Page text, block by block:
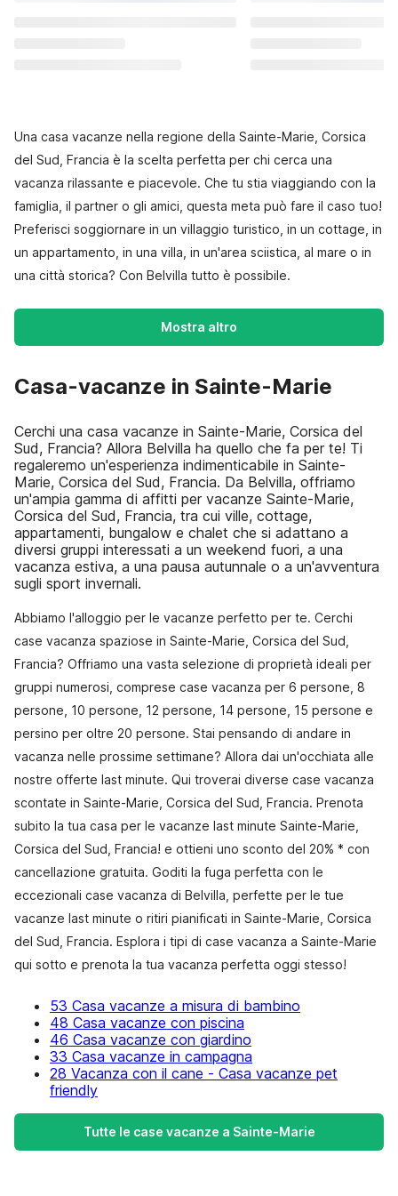
Una casa vacanze nella regione della Sainte-Marie, Corsica
del Sud, Francia è la scelta perfetta per chi cerca una
vacanza rilassante e piacevole. Che tu stia viaggiando con la
famiglia, il partner o gli amici, questa meta può fare il caso tuo!
Preferisci soggiornare in un villaggio turistico, in un cottage, in
un appartamento, in una villa, in un'area sciistica, al mare o in
una città storica? Con Belvilla tutto è possibile.
Mostra altro
Casa-vacanze in Sainte-Marie
Cerchi una casa vacanze in Sainte-Marie, Corsica del
Sud, Francia? Allora Belvilla ha quello che fa per te! Ti
regaleremo un'esperienza indimenticabile in Sainte-
Marie, Corsica del Sud, Francia. Da Belvilla, offriamo
un'ampia gamma di affitti per vacanze Sainte-Marie,
Corsica del Sud, Francia, tra cui ville, cottage,
appartamenti, bungalow e chalet che si adattano a
diversi gruppi interessati a un weekend fuori, a una
vacanza estiva, a una pausa autunnale o a un'avventura
sugli sport invernali.
Abbiamo l'alloggio per le vacanze perfetto per te. Cerchi
case vacanza spaziose in Sainte-Marie, Corsica del Sud,
Francia? Offriamo una vasta selezione di proprietà ideali per
gruppi numerosi, comprese case vacanza per 6 persone, 8
persone, 10 persone, 12 persone, 14 persone, 15 persone e
persino per oltre 20 persone. Stai pensando di andare in
vacanza nelle prossime settimane? Allora dai un'occhiata alle
nostre offerte last minute. Qui troverai diverse case vacanza
scontate in Sainte-Marie, Corsica del Sud, Francia. Prenota
subito la tua casa per le vacanze last minute Sainte-Marie,
Corsica del Sud, Francia! e ottieni uno sconto del 20% * con
cancellazione gratuita. Goditi la fuga perfetta con le
eccezionali case vacanza di Belvilla, perfette per le tue
vacanze last minute o ritiri pianificati in Sainte-Marie, Corsica
del Sud, Francia. Esplora i tipi di case vacanza a Sainte-Marie
qui sotto e prenota la tua vacanza perfetta oggi stesso!
53 Casa vacanze a misura di bambino
48 Casa vacanze con piscina
46 Casa vacanze con giardino
33 Casa vacanze in campagna
28 Vacanza con il cane - Casa vacanze pet
friendly
Tutte le case vacanze a Sainte-Marie